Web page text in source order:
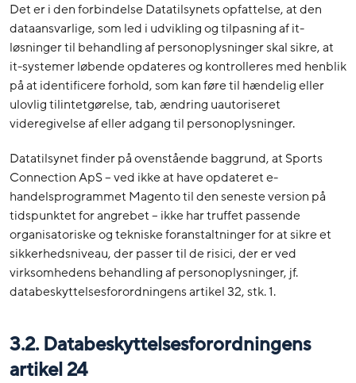
Det er i den forbindelse Datatilsynets opfattelse, at den
dataansvarlige, som led i udvikling og tilpasning af it-
løsninger til behandling af personoplysninger skal sikre, at
it-systemer løbende opdateres og kontrolleres med henblik
på at identificere forhold, som kan føre til hændelig eller
ulovlig tilintetgørelse, tab, ændring uautoriseret
videregivelse af eller adgang til personoplysninger.
Datatilsynet finder på ovenstående baggrund, at Sports
Connection ApS – ved ikke at have opdateret e-
handelsprogrammet Magento til den seneste version på
tidspunktet for angrebet – ikke har truffet passende
organisatoriske og tekniske foranstaltninger for at sikre et
sikkerhedsniveau, der passer til de risici, der er ved
virksomhedens behandling af personoplysninger, jf.
databeskyttelsesforordningens artikel 32, stk. 1.
3.2. Databeskyttelsesforordningens
artikel 24